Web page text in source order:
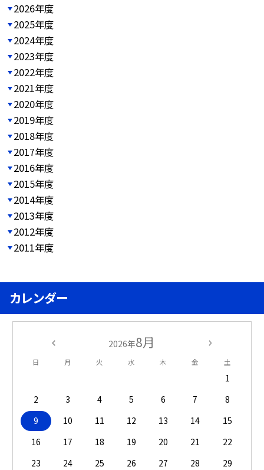
2026年度
2025年度
2024年度
2023年度
2022年度
2021年度
2020年度
2019年度
2018年度
2017年度
2016年度
2015年度
2014年度
2013年度
2012年度
2011年度
カレンダー
2026年8月
日 月 火 水 木 金 土
1
2
3 4 5 6 7
8
9
10 11 12 13 14
15
16
17 18 19 20 21
22
23
24 25 26 27 28
29